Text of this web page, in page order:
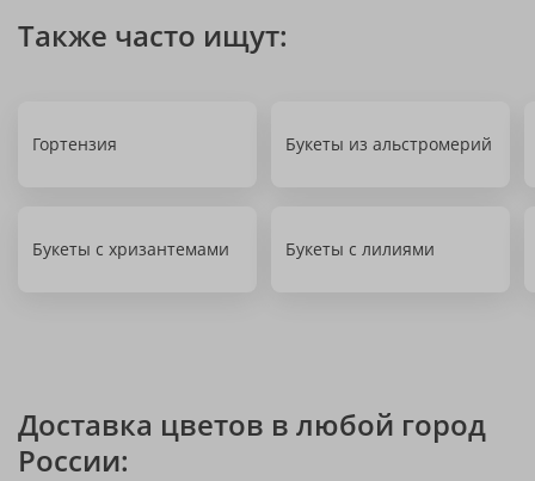
Также часто ищут:
Гортензия Букеты из альстромерий
Букеты с хризантемами Букеты с лилиями
Доставка цветов в любой город
России: